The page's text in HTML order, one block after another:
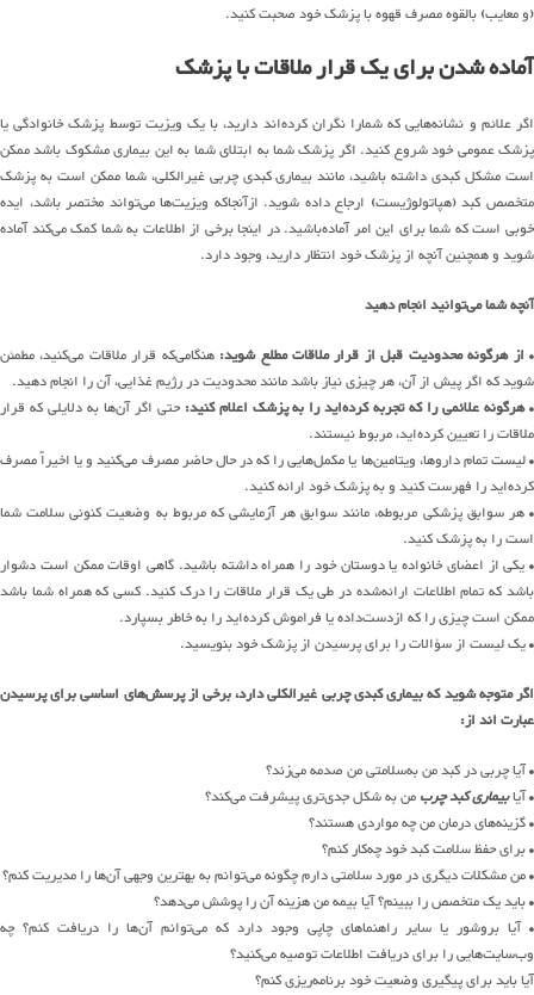
(و معایب) بالقوه مصرف قهوه با پزشک خود صحبت کنید.
آماده شدن برای یک قرار ملاقات با پزشک
اگر علائم و نشانه‌هایی که شمارا نگران کرده‌اند دارید، با یک ویزیت توسط پزشک خانوادگی یا
پزشک عمومی خود شروع کنید. اگر پزشک شما به ابتلای شما به این بیماری مشکوک باشد ممکن
است مشکل کبدی داشته باشید، مانند بیماری کبدی چربی غیرالکلی، شما ممکن است به پزشک
متخصص کبد (هپاتولوژیست) ارجاع داده شوید. ازآنجاکه ویزیت‌ها می‌تواند مختصر باشد، ایده
خوبی است که شما برای این امر آماده‌باشید. در اینجا برخی از اطلاعات به شما کمک می‌کند آماده
شوید و همچنین آنچه از پزشک خود انتظار دارید، وجود دارد.
آنچه شما می‌توانید انجام دهید
• از هرگونه محدودیت قبل از قرار ملاقات مطلع شوید: هنگامی‌که قرار ملاقات می‌کنید، مطمئن
شوید که اگر پیش از آن، هر چیزی نیاز باشد مانند محدودیت در رژیم غذایی، آن را انجام دهید.
•هرگونه علائمی را که تجربه کرده‌اید را به پزشک اعلام کنید: حتی اگر آن‌ها به دلایلی که قرار
ملاقات را تعیین کرده‌اید، مربوط نیستند.
• لیست تمام داروها، ویتامین‌ها یا مکمل‌هایی را که در حال حاضر مصرف می‌کنید و یا اخیراً مصرف
کرده‌اید را فهرست کنید و به پزشک خود ارائه کنید.
• هر سوابق پزشکی مربوطه، مانند سوابق هر آزمایشی که مربوط به وضعیت کنونی سلامت شما
است را به پزشک کنید.
• یکی از اعضای خانواده یا دوستان خود را همراه داشته باشید. گاهی اوقات ممکن است دشوار
باشد که تمام اطلاعات ارائه‌شده در طی یک قرار ملاقات را درک کنید. کسی که همراه شما باشد
ممکن است چیزی را که ازدست‌داده یا فراموش کرده‌اید را به خاطر بسپارد.
• یک لیست از سؤالات را برای پرسیدن از پزشک خود بنویسید.
اگر متوجه شوید که بیماری کبدی چربی غیرالکلی دارد، برخی از پرسش‌های اساسی برای پرسیدن
عبارت اند از:
• آیا چربی در کبد من به‌سلامتی من صدمه می‌زند؟
• آیابیماری کبد چربمن به شکل جدی‌تری پیشرفت می‌کند؟
• گزینه‌های درمان من چه مواردی هستند؟
• برای حفظ سلامت کبد خود چه‌کار کنم؟
• من مشکلات دیگری در مورد سلامتی دارم چگونه می‌توانم به بهترین وجهی آن‌ها را مدیریت کنم؟
• باید یک متخصص را ببینم؟ آیا بیمه من هزینه آن را پوشش می‌دهد؟
• آیا بروشور یا سایر راهنماهای چاپی وجود دارد که می‌توانم آن‌ها را دریافت کنم؟ چه
وب‌سایت‌هایی را برای دریافت اطلاعات توصیه می‌کنید؟
آیا باید برای پیگیری وضعیت خود برنامه‌ریزی کنم؟